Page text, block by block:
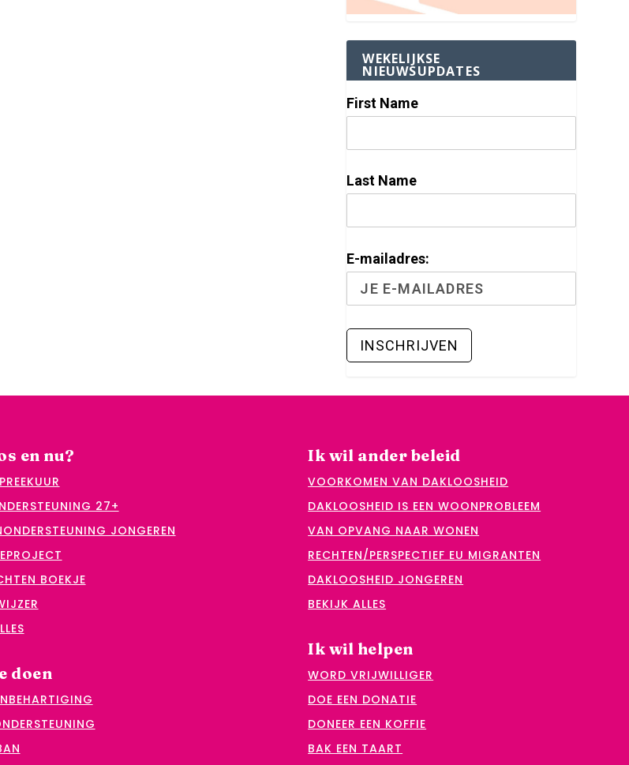
WEKELIJKSE
NIEUWSUPDATES
First Name
Last Name
E-mailadres:
en nu?
27+
JONGEREN
BOEKJE
doen
Ik wil ander beleid
VOORKOMEN VAN DAKLOOSHEID
DAKLOOSHEID IS EEN WOONPROBLEEM
VAN OPVANG NAAR WONEN
RECHTEN/PERSPECTIEF EU MIGRANTEN
DAKLOOSHEID JONGEREN
BEKIJK ALLES
Ik wil helpen
WORD VRIJWILLIGER
DOE EEN DONATIE
DONEER EEN KOFFIE
BAK EEN TAART